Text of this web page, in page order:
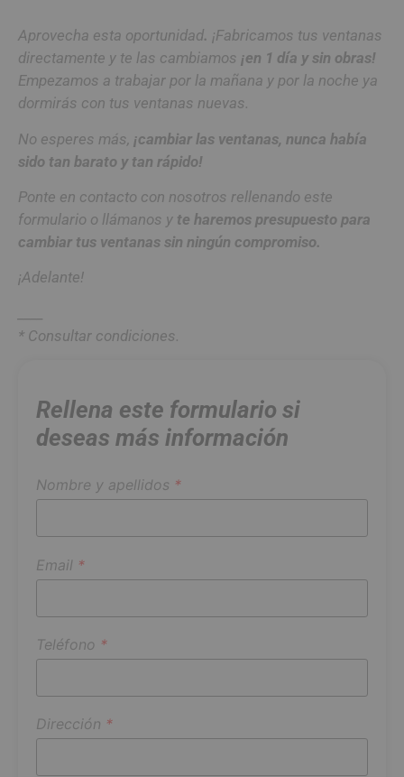
Aprovecha esta oportunidad. ¡Fabricamos tus ventanas
directamente y te las cambiamos ¡en 1 día y sin obras!
Empezamos a trabajar por la mañana y por la noche ya
dormirás con tus ventanas nuevas.
No esperes más, ¡cambiar las ventanas, nunca había
sido tan barato y tan rápido!
Ponte en contacto con nosotros rellenando este
formulario o llámanos y te haremos presupuesto para
cambiar tus ventanas sin ningún compromiso.
¡Adelante!
* Consultar condiciones.
Rellena este formulario si
deseas más información
Nombre y apellidos *
Email *
Teléfono *
Dirección *